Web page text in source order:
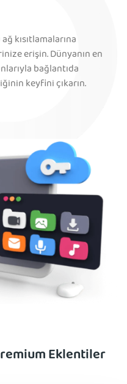
kısıtlamalarına
erişin. Dünyanın en
bağlantıda
keyfini çıkarın.
Eklentiler